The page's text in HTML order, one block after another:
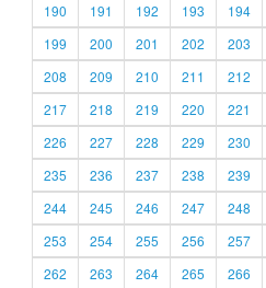
190
191 192 193 194
199
200 201 202 203
208
209 210 211 212
217
218 219 220 221
226
227 228 229 230
235
236 237 238 239
244
245 246 247 248
253
254 255 256 257
262
263 264 265 266